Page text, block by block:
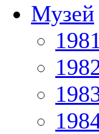
Музей